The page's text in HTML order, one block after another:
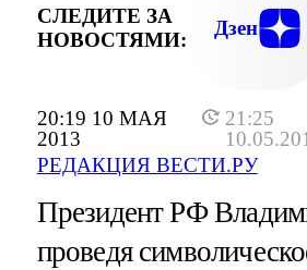
20:19 10 МАЯ
2013
21:25
РЕДАКЦИЯ ВЕСТИ.РУ
СЛЕДИТЕ ЗА
НОВОСТЯМИ:
Дзен
Президент РФ
проведя